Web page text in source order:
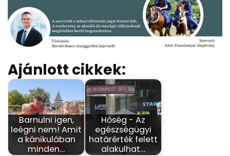
Ajánlott cikkek:
Barnulni igen,
leégni nem! Amit
a kánikulában
minden…
Hőség - Az
egészségügyi
határérték felett
alakulhat…